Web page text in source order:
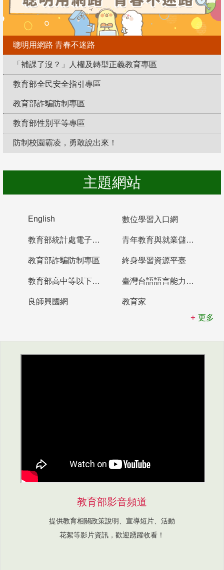
聰明用網路 青春不迷路
「補課了沒？」人權及轉型正義教育專區
教育部全民安全指引專區
教育部詐騙防制專區
教育部性別平等專區
防制校園霸凌，勇敢說出來！
主題網站
English 數位學習入口網
教育部統計處電子書櫃 青年教育與就業儲蓄帳戶
教育部詐騙防制專區 終身學習資源平臺
教育部高中等以下學校及幼兒園教師資格檢定考試 臺灣台語語言能力認證網站
良師興國網
教育家
更多
教育部影音頻道
提供教育相關政策說明、宣導短片、活動
花絮等影片資訊，歡迎踴躍收看！